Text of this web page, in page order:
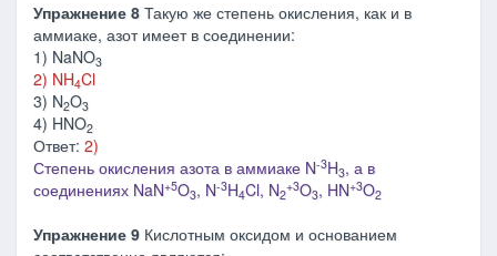
Упражнение 8 Такую же степень окисления, как и в
аммиаке, азот имеет в соединении:
1) NaNO3
2) NH4Cl
3) N2O3
4) HNO2
Ответ: 2)
Степень окисления азота в аммиаке N-3H3, а в
соединениях NaN+5O3, N-3H4Cl, N2
+3O3, HN+3O2
Упражнение 9 Кислотным оксидом и основанием